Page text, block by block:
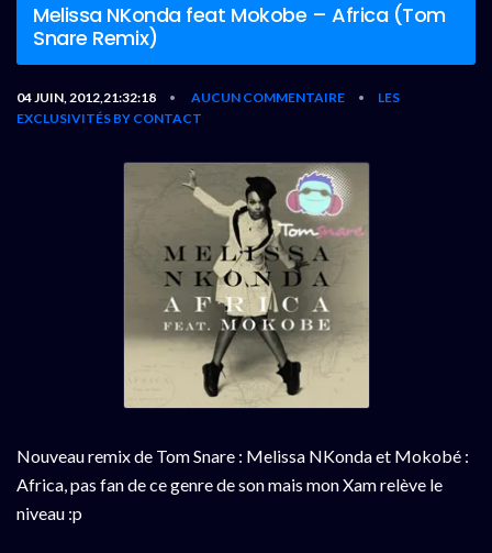
Melissa NKonda feat Mokobe – Africa (Tom
Snare Remix)
04 JUIN, 2012,21:32:18 • AUCUN COMMENTAIRE •
LES
EXCLUSIVITÉS BY CONTACT
Nouveau remix de Tom Snare : Melissa NKonda et Mokobé :
Africa, pas fan de ce genre de son mais mon Xam relève le
niveau :p